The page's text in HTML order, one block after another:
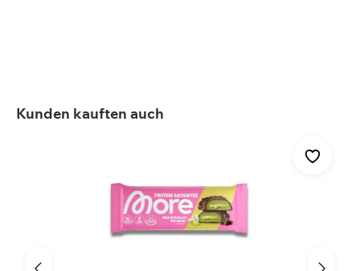
Produktgalerie überspringen
Kunden kauften auch